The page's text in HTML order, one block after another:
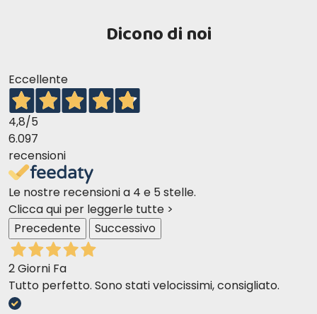
Dicono di noi
Eccellente
4,8/5
6.097
recensioni
Le nostre recensioni a 4 e 5 stelle.
Clicca qui per leggerle tutte >
Precedente
Successivo
2 Giorni Fa
Tutto perfetto. Sono stati velocissimi, consigliato.